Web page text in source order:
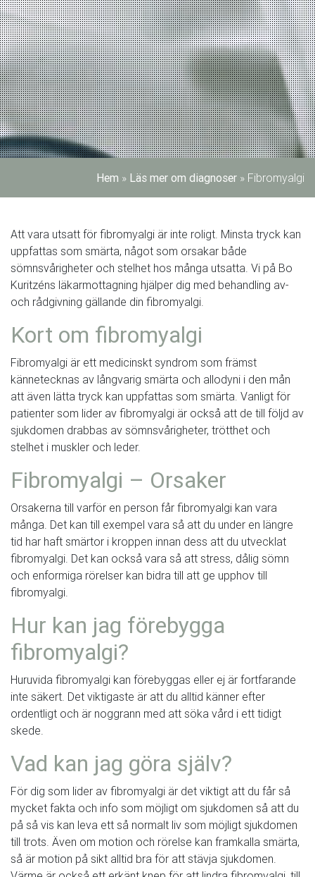
Hem » Läs mer om diagnoser » Fibromyalgi
Att vara utsatt för fibromyalgi är inte roligt. Minsta tryck kan
uppfattas som smärta, något som orsakar både
sömnsvårigheter och stelhet hos många utsatta. Vi på Bo
Kuritzéns läkarmottagning hjälper dig med behandling av-
och rådgivning gällande din fibromyalgi.
Kort om fibromyalgi
Fibromyalgi är ett medicinskt syndrom som främst
kännetecknas av långvarig smärta och allodyni i den mån
att även lätta tryck kan uppfattas som smärta. Vanligt för
patienter som lider av fibromyalgi är också att de till följd av
sjukdomen drabbas av sömnsvårigheter, trötthet och
stelhet i muskler och leder.
Fibromyalgi – Orsaker
Orsakerna till varför en person får fibromyalgi kan vara
många. Det kan till exempel vara så att du under en längre
tid har haft smärtor i kroppen innan dess att du utvecklat
fibromyalgi. Det kan också vara så att stress, dålig sömn
och enformiga rörelser kan bidra till att ge upphov till
fibromyalgi.
Hur kan jag förebygga
fibromyalgi?
Huruvida fibromyalgi kan förebyggas eller ej är fortfarande
inte säkert. Det viktigaste är att du alltid känner efter
ordentligt och är noggrann med att söka vård i ett tidigt
skede.
Vad kan jag göra själv?
För dig som lider av fibromyalgi är det viktigt att du får så
mycket fakta och info som möjligt om sjukdomen så att du
på så vis kan leva ett så normalt liv som möjligt sjukdomen
till trots. Även om motion och rörelse kan framkalla smärta,
så är motion på sikt alltid bra för att stävja sjukdomen.